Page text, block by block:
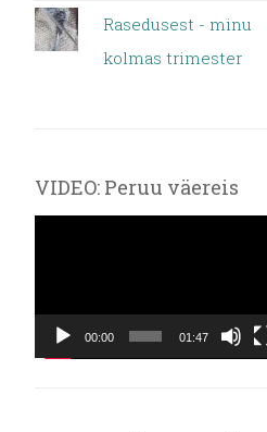
Rasedusest - minu
kolmas trimester
VIDEO: Peruu väereis
00:00 01:47